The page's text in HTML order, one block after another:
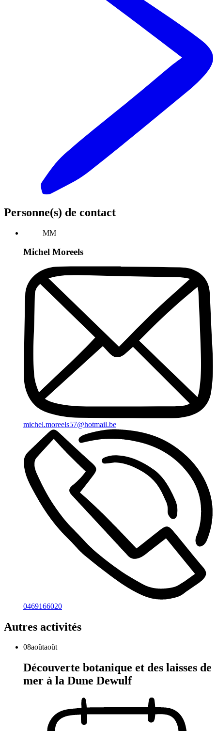
Personne(s) de contact
MM
Michel Moreels
michel.moreels57@hotmail.be
0469166020
Autres activités
08aoûtaoût
Découverte botanique et des laisses de
mer à la Dune Dewulf